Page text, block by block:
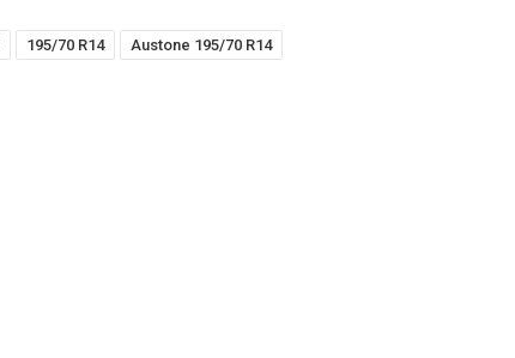
195/70 R14 Austone 195/70 R14